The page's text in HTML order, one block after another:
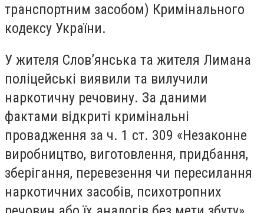
транспортним засобом) Кримінального
кодексу України.
У жителя Слов’янська та жителя Лимана
поліцейські виявили та вилучили
наркотичну речовину. За даними
фактами відкриті кримінальні
провадження за ч. 1 ст. 309 «Незаконне
виробництво, виготовлення, придбання,
зберігання, перевезення чи пересилання
наркотичних засобів, психотропних